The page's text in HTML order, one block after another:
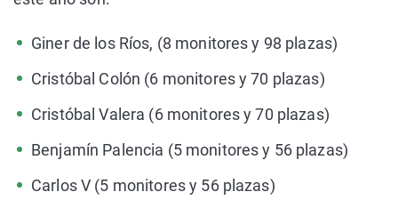
Giner de los Ríos, (8 monitores y 98 plazas)
Cristóbal Colón (6 monitores y 70 plazas)
Cristóbal Valera (6 monitores y 70 plazas)
Benjamín Palencia (5 monitores y 56 plazas)
Carlos V (5 monitores y 56 plazas)